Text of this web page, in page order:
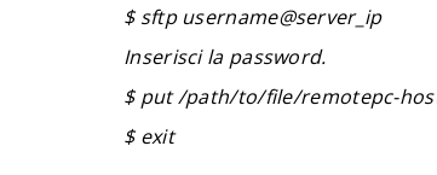
$ sftp username@server_ip
Inserisci la password.
$ put /path/to/file/remotepc-
$ exit